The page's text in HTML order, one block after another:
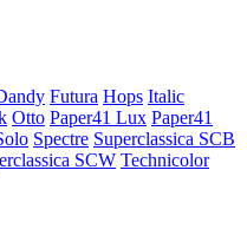
Futura Hops Italic
Otto Paper41 Lux Paper41
Spectre Superclassica SCB
SCW Technicolor